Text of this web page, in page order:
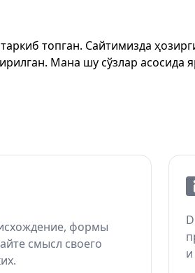
топган. Сайтимизда
Мана шу сўзлар асосида
формы
смысл своего